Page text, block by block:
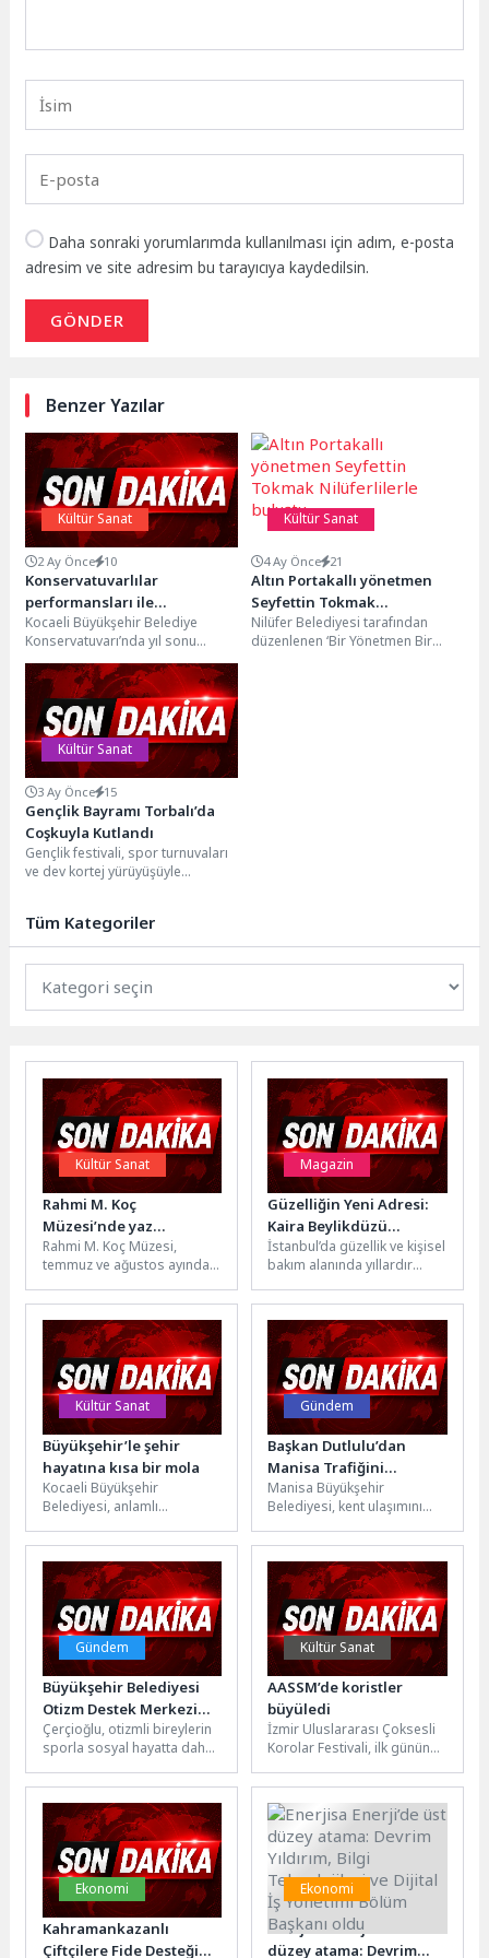
Daha sonraki yorumlarımda kullanılması için adım, e-posta
adresim ve site adresim bu tarayıcıya kaydedilsin.
GÖNDER
Benzer Yazılar
Kültür Sanat
2 Ay Önce 10
Konservatuvarlılar
performansları ile
gururlandırdı
Kocaeli Büyükşehir Belediye
Konservatuvarı’nda yıl sonu
öğrenci konserleri başladı. İlk
gösteriyi Klarnet Bölümü
gerçekleştirirken, bir...
Kültür Sanat
4 Ay Önce 21
Altın Portakallı yönetmen
Seyfettin Tokmak
Nilüferlilerle buluştu
Nilüfer Belediyesi tarafından
düzenlenen ‘Bir Yönetmen Bir
Kültür Sanat
3 Ay Önce 15
Gençlik Bayramı Torbalı’da
Coşkuyla Kutlandı
Gençlik festivali, spor turnuvaları
ve dev kortej yürüyüşüyle
Tüm Kategoriler
Kültür Sanat
Rahmi M. Koç
Müzesi’nde yaz
atölyeleri başlıyor: Küçük
kaşifler hem eğlenecek
hem öğrenecek
Rahmi M. Koç Müzesi,
temmuz ve ağustos ayında
atölyeleriyle çocukları bilim,
sanat ve...
Magazin
Güzelliğin Yeni Adresi:
Kaira Beylikdüzü
Marina’da Hizmete
Devam Ediyor
İstanbul’da güzellik ve kişisel
bakım alanında yıllardır
Neslihan Yürür, yeni markası
KAİRA...
Kültür Sanat
Büyükşehir’le şehir
hayatına kısa bir mola
Kocaeli Büyükşehir
Belediyesi, anlamlı
yapmaya devam ediyor. Bu
kapsamda Kocaeli Kent
Konseyi...
Gündem
Başkan Dutlulu’dan
Manisa Trafiğini
Rahatlatacak İki Dev
Kavşak Müjdesi
Manisa Büyükşehir
Belediyesi, kent ulaşımını
kavşak projesini hayata
geçiriyor. Yunusemre
ilçesindeki Mimar...
Gündem
Büyükşehir Belediyesi
Otizm Destek Merkezi
Sporcuları Aydın’ın
Gururu Oldu
Çerçioğlu, otizmli bireylerin
sporla sosyal hayatta daha
yeteneklerini ortaya
koyabilmeleri için...
Kültür Sanat
AASSM’de koristler
büyüledi
İzmir Uluslararası Çoksesli
Korolar Festivali, ilk gününde
heyecanı koristlerin
gözlerinden...
Ekonomi
Kahramankazanlı
Çiftçilere Fide Desteği
Ekonomi
Enerjisa Enerji’de üst
düzey atama: Devrim